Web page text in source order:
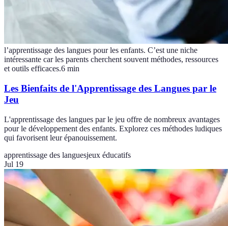
l’apprentissage des langues pour les enfants. C’est une niche
intéressante car les parents cherchent souvent méthodes, ressources
et outils efficaces.6 min
Les Bienfaits de l'Apprentissage des Langues par le
Jeu
L'apprentissage des langues par le jeu offre de nombreux avantages
pour le développement des enfants. Explorez ces méthodes ludiques
qui favorisent leur épanouissement.
apprentissage des languesjeux éducatifs
Jul 19